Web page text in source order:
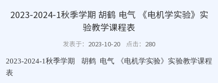
2023-2024-1秋季学期 胡鹤 电气 《电机学实验》实
验教学课程表
发表于： 2023-10-20 点击： 280
2023-2024-1秋季学期 胡鹤 电气 《电机学实验》实验教学课程
表